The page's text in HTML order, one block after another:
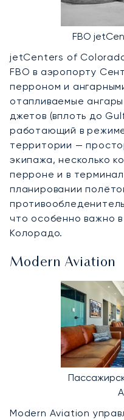
FBO
jetCenters of
FBO в аэропорту
перроном и
отапливаемые
джетов (вплоть до
работающий в
территории —
экипажа, несколько
перроне и в
планировании
что особенно важно
Колорадо.
Modern Aviation
Modern Aviation